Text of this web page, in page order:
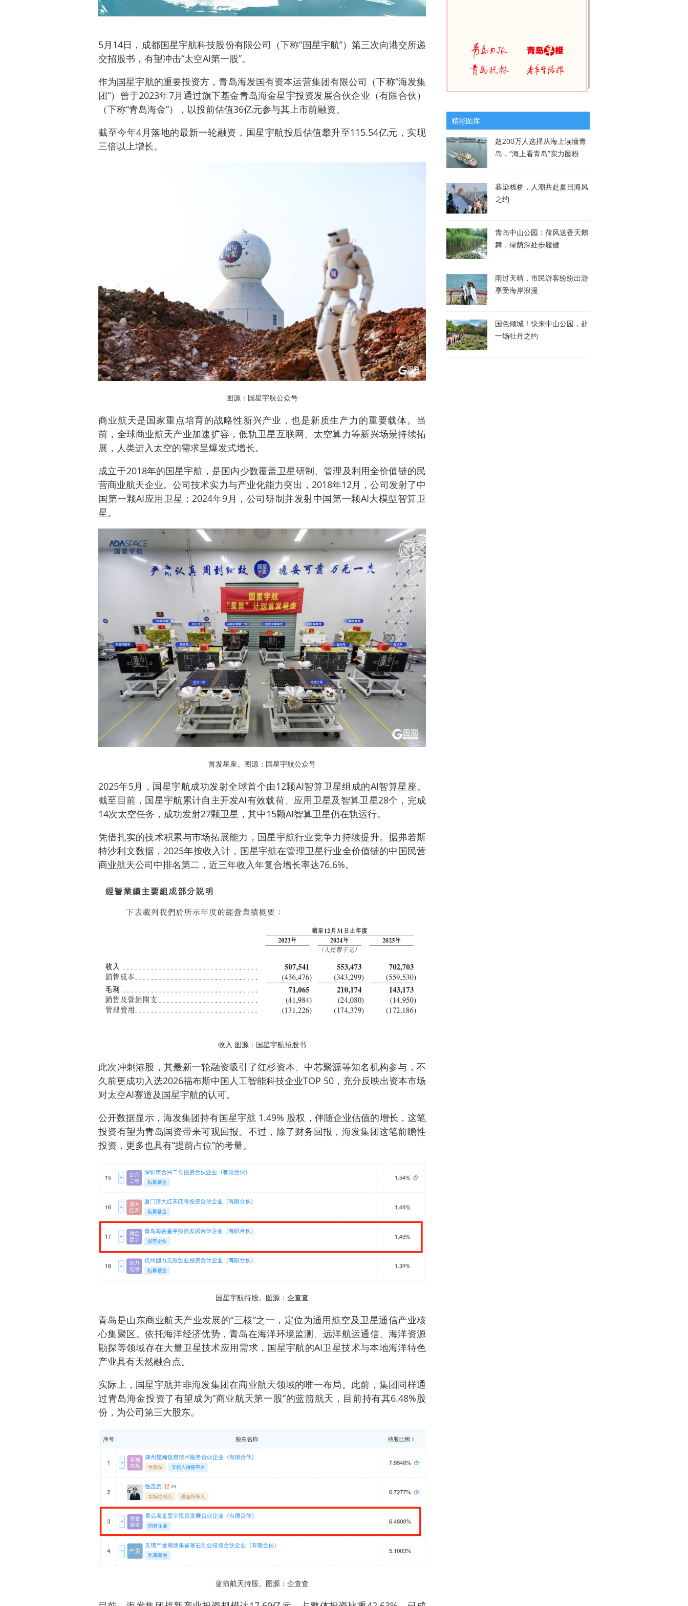
5月14日，成都国星宇航科技股份有限公司（下称“国星宇航”）第三次向港交所递
交招股书，有望冲击“太空AI第一股”。
作为国星宇航的重要投资方，青岛海发国有资本运营集团有限公司（下称“海发集
团“）曾于2023年7月通过旗下基金青岛海金星宇投资发展合伙企业（有限合伙）
（下称“青岛海金”），以投前估值36亿元参与其上市前融资。
截至今年4月落地的最新一轮融资，国星宇航投后估值攀升至115.54亿元，实现
三倍以上增长。
图源：国星宇航公众号
商业航天是国家重点培育的战略性新兴产业，也是新质生产力的重要载体。当
前，全球商业航天产业加速扩容，低轨卫星互联网、太空算力等新兴场景持续拓
展，人类进入太空的需求呈爆发式增长。
成立于2018年的国星宇航，是国内少数覆盖卫星研制、管理及利用全价值链的民
营商业航天企业。公司技术实力与产业化能力突出，2018年12月，公司发射了中
国第一颗AI应用卫星；2024年9月，公司研制并发射中国第一颗AI大模型智算卫
星。
首发星座。图源：国星宇航公众号
2025年5月，国星宇航成功发射全球首个由12颗AI智算卫星组成的AI智算星座。
截至目前，国星宇航累计自主开发AI有效载荷、应用卫星及智算卫星28个，完成
14次太空任务，成功发射27颗卫星，其中15颗AI智算卫星仍在轨运行。
凭借扎实的技术积累与市场拓展能力，国星宇航行业竞争力持续提升。据弗若斯
特沙利文数据，2025年按收入计，国星宇航在管理卫星行业全价值链的中国民营
商业航天公司中排名第二，近三年收入年复合增长率达76.6%。
收入 图源：国星宇航招股书
此次冲刺港股，其最新一轮融资吸引了红杉资本、中芯聚源等知名机构参与，不
久前更成功入选2026福布斯中国人工智能科技企业TOP 50，充分反映出资本市场
对太空AI赛道及国星宇航的认可。
公开数据显示，海发集团持有国星宇航 1.49% 股权，伴随企业估值的增长，这笔
投资有望为青岛国资带来可观回报。不过，除了财务回报，海发集团这笔前瞻性
投资，更多也具有“提前占位”的考量。
国星宇航持股。图源：企查查
青岛是山东商业航天产业发展的“三核”之一，定位为通用航空及卫星通信产业核
心集聚区。依托海洋经济优势，青岛在海洋环境监测、远洋航运通信、海洋资源
勘探等领域存在大量卫星技术应用需求，国星宇航的AI卫星技术与本地海洋特色
产业具有天然融合点。
实际上，国星宇航并非海发集团在商业航天领域的唯一布局。此前，集团同样通
过青岛海金投资了有望成为“商业航天第一股”的蓝箭航天，目前持有其6.48%股
份，为公司第三大股东。
蓝箭航天持股。图源：企查查
精彩图库
超200万人选择从海上读懂青
岛，“海上看青岛”实力圈粉
暮染栈桥，人潮共赴夏日海风
之约
青岛中山公园：荷风送香天鹅
舞，绿荫深处步履健
雨过天晴，市民游客纷纷出游
享受海岸浪漫
国色倾城！快来中山公园，赴
一场牡丹之约